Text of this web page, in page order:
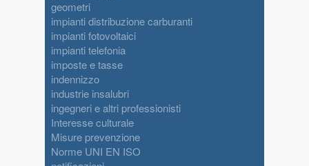
geometri
impianti distribuzione carburanti
impianti fotovoltaici
impianti telefonia
imposte e tasse
indennizzo
industrie insalubri
ingegneri e altri professionisti
Interesse culturale
Misure prevenzione
Norme UNI EN ISO